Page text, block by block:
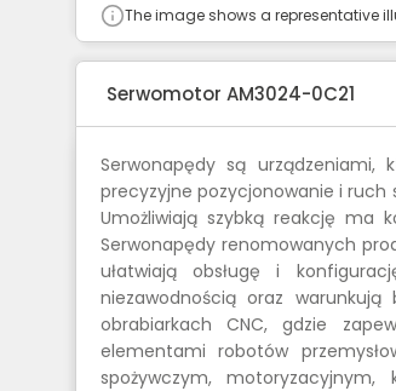
The image shows a representative
Serwomotor AM3024-0C21
Serwonapędy są
precyzyjne pozycjonowanie i ruch
Umożliwiają szybką reakcję ma
Serwonapędy renomowanych
ułatwiają obsługę i
niezawodnością oraz
obrabiarkach CNC, gdzie
elementami robotów
spożywczym,